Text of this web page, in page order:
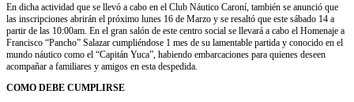
En dicha actividad que se llevó a cabo en el Club Náutico Caroní, también se anunció que
las inscripciones abrirán el próximo lunes 16 de Marzo y se resaltó que este sábado 14 a
partir de las 10:00am. En el gran salón de este centro social se llevará a cabo el Homenaje a
Francisco “Pancho” Salazar cumpliéndose 1 mes de su lamentable partida y conocido en el
mundo náutico como el “Capitán Yuca”, habiendo embarcaciones para quienes deseen
acompañar a familiares y amigos en esta despedida.
COMO DEBE CUMPLIRSE